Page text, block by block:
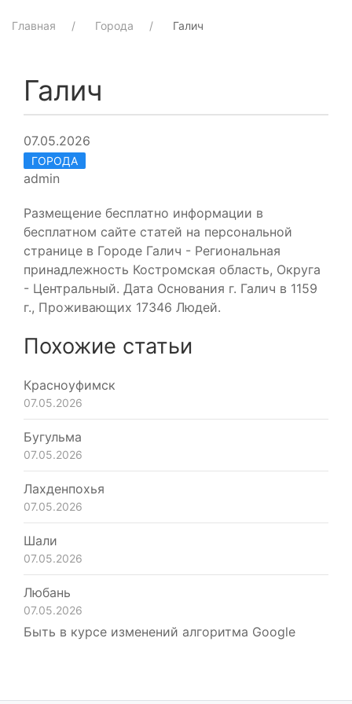
Главная Города Галич
Галич
07.05.2026
ГОРОДА
admin
Размещение бесплатно информации в
бесплатном сайте статей на персональной
странице в Городе Галич - Региональная
принадлежность Костромская область, Округа
- Центральный. Дата Основания г. Галич в 1159
г., Проживающих 17346 Людей.
Похожие статьи
Красноуфимск
07.05.2026
Бугульма
07.05.2026
Лахденпохья
07.05.2026
Шали
07.05.2026
Любань
07.05.2026
Быть в курсе изменений алгоритма Google